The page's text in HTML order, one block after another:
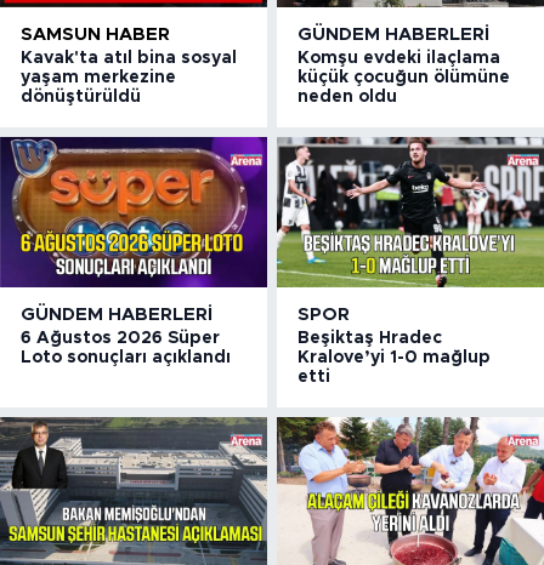
SAMSUN HABER
Kavak'ta atıl bina sosyal
yaşam merkezine
dönüştürüldü
GÜNDEM HABERLERI
Komşu evdeki ilaçlama
küçük çocuğun ölümüne
neden oldu
GÜNDEM HABERLERI
6 Ağustos 2026 Süper
Loto sonuçları açıklandı
SPOR
Beşiktaş Hradec
Kralove’yi 1-0 mağlup
etti